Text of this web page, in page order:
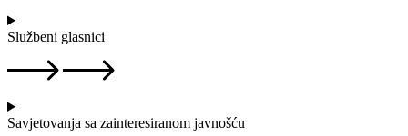
Službeni glasnici
Savjetovanja sa zainteresiranom javnošću